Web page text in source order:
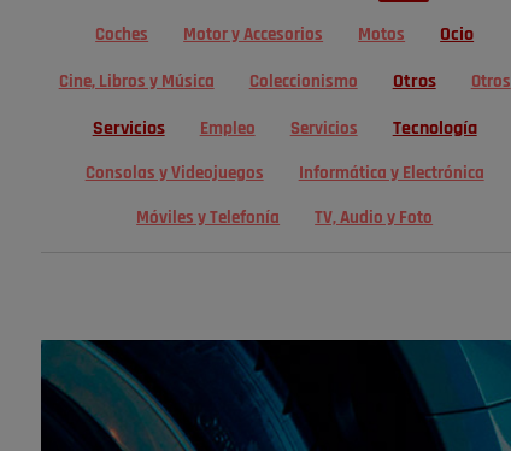
Coches Motor y Accesorios Motos Ocio
Cine, Libros y Música Coleccionismo Otros Otros
Servicios Empleo Servicios Tecnología
Consolas y Videojuegos Informática y Electrónica
Móviles y Telefonía TV, Audio y Foto